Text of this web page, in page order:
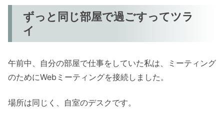
ずっと同じ部屋で過ごすってツラ
イ
午前中、自分の部屋で仕事をしていた私は、ミーティング
のためにWebミーティングを接続しました。
場所は同じく、自室のデスクです。